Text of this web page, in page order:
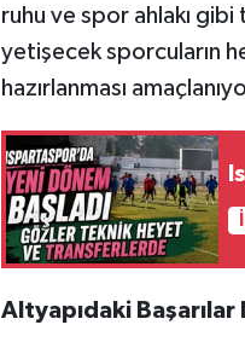
ruhu ve spor ahlakı
yetişecek sporcuların
hazırlanması
Altyapıdaki